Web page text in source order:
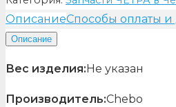
ОписаниеСпособы оплаты и
Описание
Вес изделия: Не указан
Производитель:Chebo